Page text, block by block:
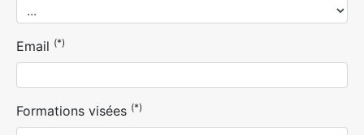
Email (*)
Formations visées (*)